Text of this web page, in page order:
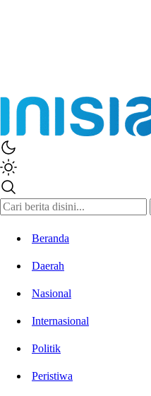
Beranda
Daerah
Nasional
Internasional
Politik
Peristiwa